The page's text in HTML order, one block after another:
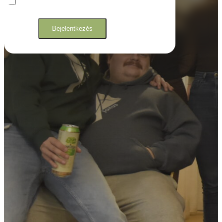
Bejelentkezés